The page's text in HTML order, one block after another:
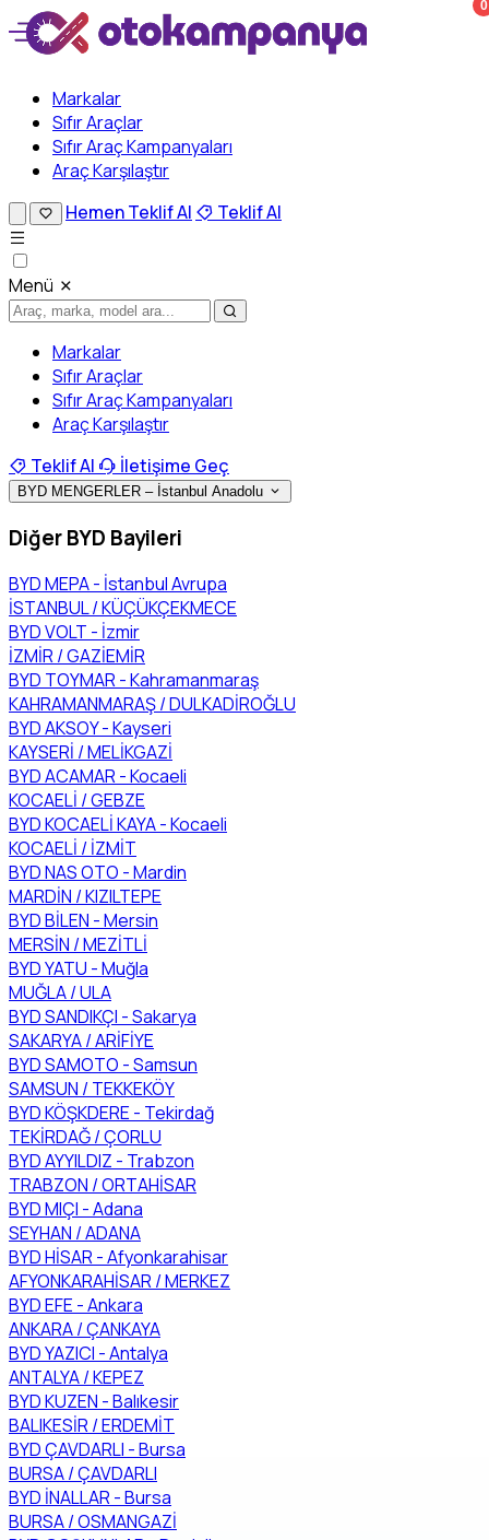
Markalar
Sıfır Araçlar
Sıfır Araç Kampanyaları
Araç Karşılaştır
0
Hemen Teklif Al Teklif Al
Menü
Markalar
Sıfır Araçlar
Sıfır Araç Kampanyaları
Araç Karşılaştır
Teklif Al
İletişime Geç
BYD MENGERLER – İstanbul Anadolu
Diğer BYD Bayileri
BYD MEPA - İstanbul Avrupa
İSTANBUL / KÜÇÜKÇEKMECE
BYD VOLT - İzmir
İZMİR / GAZİEMİR
BYD TOYMAR - Kahramanmaraş
KAHRAMANMARAŞ / DULKADİROĞLU
BYD AKSOY - Kayseri
KAYSERİ / MELİKGAZİ
BYD ACAMAR - Kocaeli
KOCAELİ / GEBZE
BYD KOCAELİ KAYA - Kocaeli
KOCAELİ / İZMİT
BYD NAS OTO - Mardin
MARDİN / KIZILTEPE
BYD BİLEN - Mersin
MERSİN / MEZİTLİ
BYD YATU - Muğla
MUĞLA / ULA
BYD SANDIKÇI - Sakarya
SAKARYA / ARİFİYE
BYD SAMOTO - Samsun
SAMSUN / TEKKEKÖY
BYD KÖŞKDERE - Tekirdağ
TEKİRDAĞ / ÇORLU
BYD AYYILDIZ - Trabzon
TRABZON / ORTAHİSAR
BYD MIÇI - Adana
SEYHAN / ADANA
BYD HİSAR - Afyonkarahisar
AFYONKARAHİSAR / MERKEZ
BYD EFE - Ankara
ANKARA / ÇANKAYA
BYD YAZICI - Antalya
ANTALYA / KEPEZ
BYD KUZEN - Balıkesir
BALIKESİR / ERDEMİT
BYD ÇAVDARLI - Bursa
BURSA / ÇAVDARLI
BYD İNALLAR - Bursa
BURSA / OSMANGAZİ